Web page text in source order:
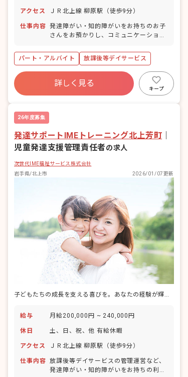
アクセス ＪＲ北上線 柳原駅（徒歩9分）
仕事内容 発達障がい・知的障がいをお持ちのお子
さんをお預かりし、コミュニケーション
題のお手伝い、一緒に遊んだりなど。 学
校と自宅への送迎もお願いする場合もあ
ります。
パート・アルバイト 放課後等デイサービス
詳しく見る
キープ
26年度募集
発達サポートIMEトレーニング北上芳町
児童発達支援管理責任者の求人
次世代IME福祉サービス株式会社
岩手県/北上市
2026/01/07更新
子どもたちの成長を支える喜びを。あなたの経験が輝く場所がここに。
給与 月給200,000円 ~ 240,000円
休日 土、日、祝、他 有給休暇
アクセス ＪＲ北上線 柳原駅（徒歩9分）
仕事内容 放課後等デイサービスの管理運営など、
発達障がい・知的障がいをお持ちの利用